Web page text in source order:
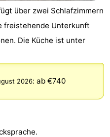
über zwei Schlafzimmern
freistehende Unterkunft
Die Küche ist unter
9. August 2026: ab €740